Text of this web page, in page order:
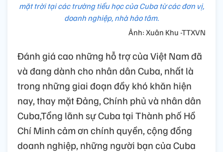
mặt trời tại các trường tiểu học của Cuba từ các đơn vị,
doanh nghiệp, nhà hảo tâm.
Ảnh: Xuân Khu -TTXVN
Đánh giá cao những hỗ trợ của Việt Nam đã
và đang dành cho nhân dân Cuba, nhất là
trong những giai đoạn đầy khó khăn hiện
nay, thay mặt Đảng, Chính phủ và nhân dân
Cuba,Tổng lãnh sự Cuba tại Thành phố Hồ
Chí Minh cảm ơn chính quyền, cộng đồng
doanh nghiệp, những người bạn của Cuba